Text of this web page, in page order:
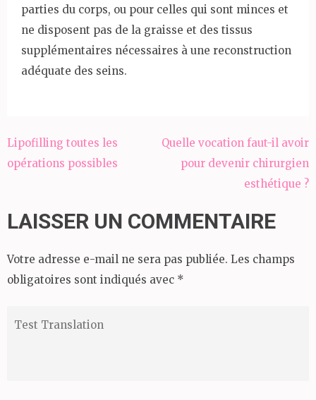
parties du corps, ou pour celles qui sont minces et
ne disposent pas de la graisse et des tissus
supplémentaires nécessaires à une reconstruction
adéquate des seins.
Navigation
de
Lipofilling toutes les
opérations possibles
Quelle vocation faut-il avoir
pour devenir chirurgien
esthétique ?
LAISSER UN COMMENTAIRE
Votre adresse e-mail ne sera pas publiée. Les champs
obligatoires sont indiqués avec *